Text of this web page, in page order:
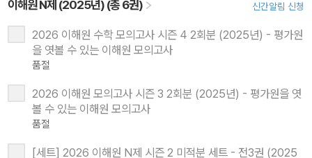
이해원 N제 (2025년) (총 6권) 신간알림 신청
2026 이해원 수학 모의고사 시즌 4 2회분 (2025년) - 평가원
을 엿볼 수 있는 이해원 모의고사
품절
2026 이해원 모의고사 시즌 3 2회분 (2025년) - 평가원을 엿
볼 수 있는 이해원 모의고사
품절
[세트] 2026 이해원 N제 시즌 2 미적분 세트 - 전3권 (2025